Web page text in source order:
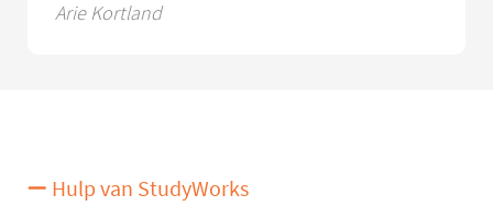
Arie Kortland
Hulp van StudyWorks